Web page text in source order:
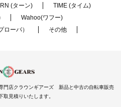
(ターン)
TIME (タイム)
Wahoo(ワフー)
ローバ）
その他
門店クラウンギアーズ 新品と中古の自転車販売
取見積りいたします。